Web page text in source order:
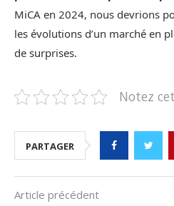
MiCA en 2024, nous devrions
les évolutions d’un marché en
de surprises.
Notez
PARTAGER
Article précédent